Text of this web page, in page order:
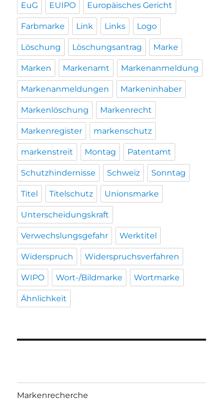
EuG EUIPO Europäisches Gericht
Farbmarke Link Links Logo
Löschung Löschungsantrag Marke
Marken Markenamt Markenanmeldung
Markenanmeldungen Markeninhaber
Markenlöschung Markenrecht
Markenregister markenschutz
markenstreit Montag Patentamt
Schutzhindernisse Schweiz Sonntag
Titel Titelschutz Unionsmarke
Unterscheidungskraft
Verwechslungsgefahr Werktitel
Widerspruch Widerspruchsverfahren
WIPO Wort-/Bildmarke Wortmarke
Ähnlichkeit
Markenrecherche